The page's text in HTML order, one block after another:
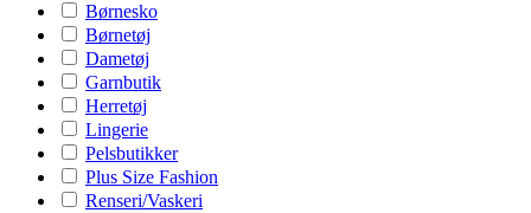
Børnesko
Børnetøj
Dametøj
Garnbutik
Herretøj
Lingerie
Pelsbutikker
Plus Size Fashion
Renseri/Vaskeri